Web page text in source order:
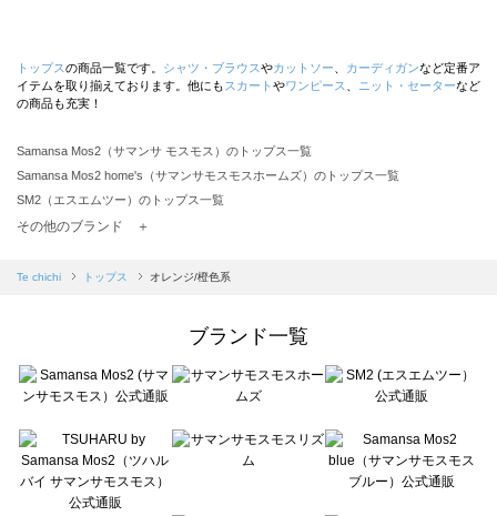
トップスの商品一覧です。 シャツ・ブラウスやカットソー カーディガンなど定番ア
イテムを取り揃えております。他にも スカート やワンピース ニット・セーターなど
の商品も充実！
Samansa Mos2（サマンサ モスモス）のトップス一覧
Samansa Mos2 home's（サマンサモスモスホームズ）のトップス一覧
SM2（エスエムツー）のトップス一覧
TSUHARU by Samansa Mos2（ツハルバイサマンサモスモス）のトップス一覧
Samansa Mos2 blue（サマンサモスモス ブルー）のトップス一覧
sō4ū（ソウフォーユー）のトップス一覧
Te chichi（テチチ）のトップス一覧
Te chichi CLASSIC（テチチ クラシック）のトップス一覧
Lugnoncure（ルノンキュール）のトップス一覧
BETTY'S BLUE（べティーズブルー）のトップス一覧
Wpc.（ワールドパーティー）のトップス一覧
その他のブランド ＋
Te chichi トップス オレンジ/橙色系
ブランド一覧